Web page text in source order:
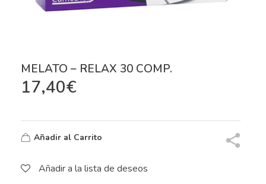
MELATO – RELAX 30 COMP.
17,40€
Añadir al Carrito
Añadir a la lista de deseos